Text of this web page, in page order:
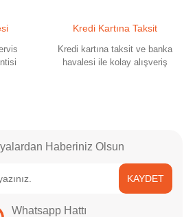
Kredi Kartına Taksit
Kredi kartına taksit ve banka
havalesi ile kolay alışveriş
Haberiniz Olsun
KAYDET
Whatsapp Hattı